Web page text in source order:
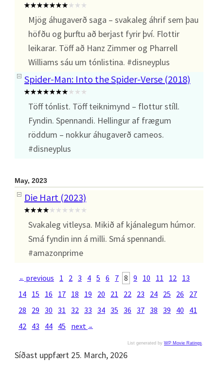
Mjög áhugaverð saga – svakaleg áhrif sem þau
höfðu og þurftu að berjast fyrir því. Flottir
leikarar. Töff að Hanz Zimmer og Pharrell
Williams sáu um tónlistina. #disneyplus
Spider-Man: Into the Spider-Verse (2018)
Töff tónlist. Töff teiknimynd – flottur stíll.
Fyndin. Spennandi. Hellingur af frægum
röddum – nokkur áhugaverð cameos.
#disneyplus
May, 2023
Die Hart (2023)
Svakaleg vitleysa. Mikið af kjánalegum húmor.
Smá fyndin inn á milli. Smá spennandi.
#amazonprime
← previous 1 2 3 4 5 6 7 8 9 10 11 12 13
14 15 16 17 18 19 20 21 22 23 24 25 26
27
28
29 30 31 32 33 34 35 36 37 38 39 40
41
42 43 44 45 next →
List generated by WP Movie Ratings.
Síðast uppfært 25. March, 2026